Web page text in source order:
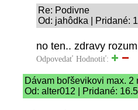
Re: Podivne
Od: jahôdka | Pridané:
no ten.. zdravy
Odpovedať Hodnotiť:
Dávam boľševikovi max. 2
Od: alter012 | Pridané: